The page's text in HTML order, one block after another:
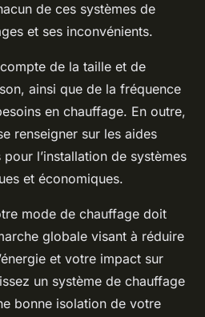
de ces systèmes de
et ses inconvénients.
de la taille et de
ainsi que de la fréquence
en chauffage. En outre,
renseigner sur les aides
l’installation de systèmes
et économiques.
mode de chauffage doit
globale visant à réduire
et votre impact sur
un système de chauffage
bonne isolation de votre